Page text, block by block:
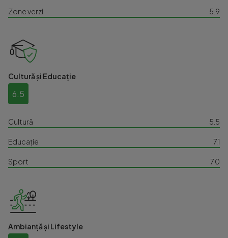
Zone verzi 5.9
Cultură și Educație
6.5
Cultură 5.5
Educație 7.1
Sport 7.0
Ambianță și Lifestyle